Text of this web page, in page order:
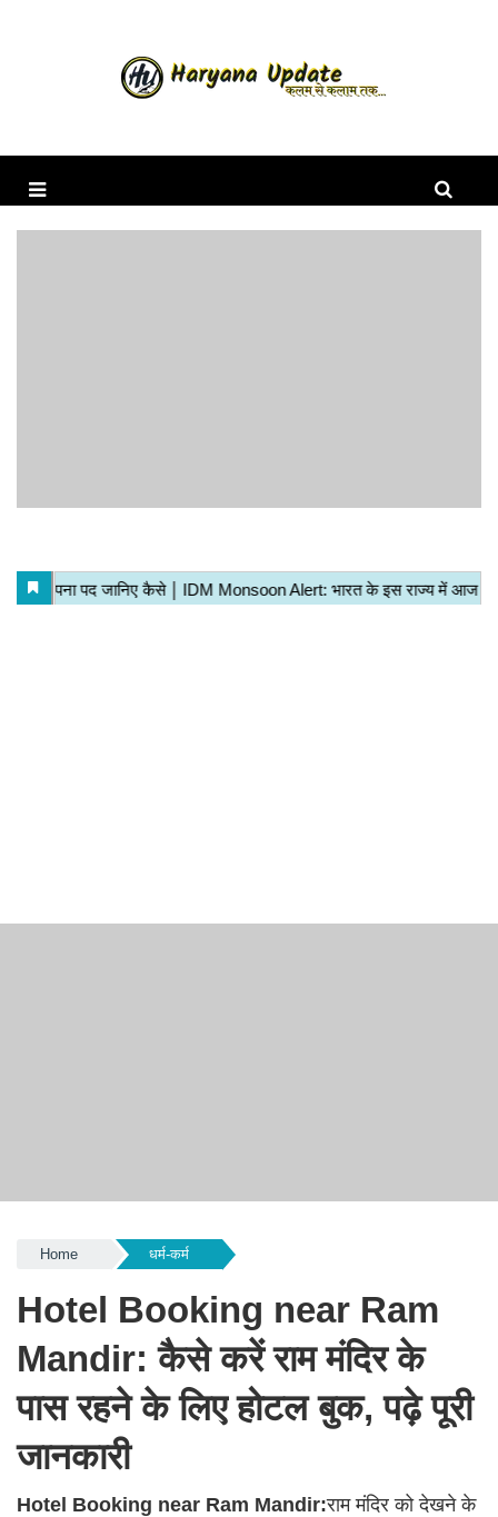
Home धर्म-कर्म
Hotel Booking near Ram
Mandir: कैसे करें राम मंदिर के
पास रहने के लिए होटल बुक, पढ़े पूरी
जानकारी
Hotel Booking near Ram Mandir:राम मंदिर को देखने के